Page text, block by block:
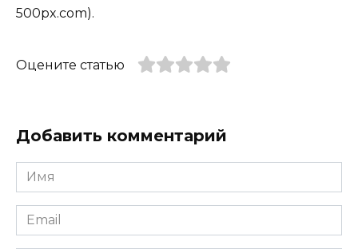
500px.com).
Оцените статью
Добавить комментарий
Имя
*
Email
*